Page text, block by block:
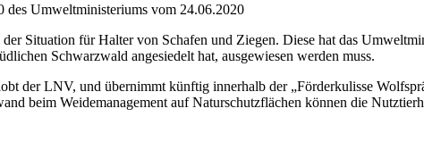
des Umweltministeriums vom 24.06.2020
Situation für Halter von Schafen und Ziegen. Diese hat das
Schwarzwald angesiedelt hat, ausgewiesen werden muss.
der LNV, und übernimmt künftig innerhalb der „Förderkulisse
beim Weidemanagement auf Naturschutzflächen können die